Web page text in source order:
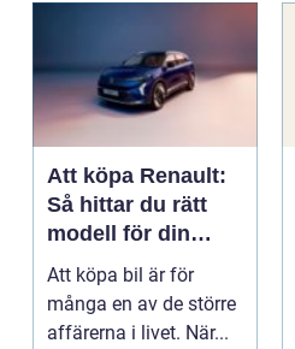
Att köpa Renault:
Så hittar du rätt
modell för din
vardag
Att köpa bil är för
många en av de större
affärerna i livet. När...